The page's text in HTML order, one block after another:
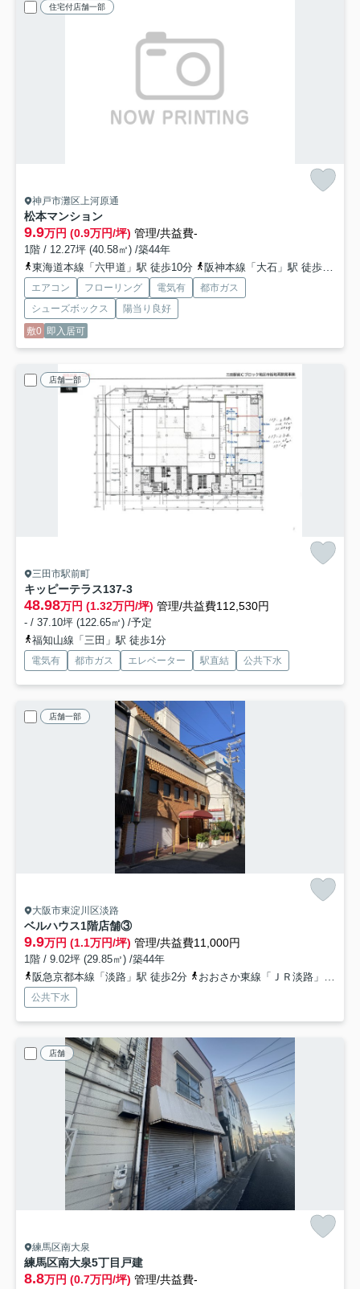
住宅付店舗一部
神戸市灘区上河原通
松本マンション
9.9万円 (0.9万円/坪) 管理/共益費-
1階 / 12.27坪 (40.58㎡) /築44年
東海道本線「六甲道」駅 徒歩10分
阪神本線「大石」駅 徒歩8分
エアコン フローリング 電気有
都市ガス
シューズボックス
陽当り良好
敷0 即入居可
店舗一部
三田市駅前町
キッピーテラス137-3
48.98万円 (1.32万円/坪) 管理/共益費112,530円
- / 37.10坪 (122.65㎡) /予定
福知山線「三田」駅 徒歩1分
電気有 都市ガス エレベーター 駅直結 公共下水
店舗一部
大阪市東淀川区淡路
ベルハウス1階店舗③
9.9万円 (1.1万円/坪) 管理/共益費11,000円
1階 / 9.02坪 (29.85㎡) /築44年
阪急京都本線「淡路」駅 徒歩2分
おおさか東線「ＪＲ淡路」駅 徒歩7分
公共下水
店舗
練馬区南大泉
練馬区南大泉5丁目戸建
8.8万円 (0.7万円/坪) 管理/共益費-